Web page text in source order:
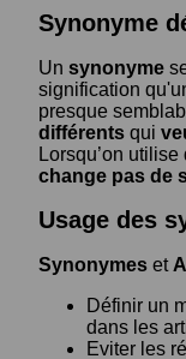
Synonyme
Un synonyme
signification
presque
différents qui
Lorsqu’on utilise
change pas de
Usage des
Synonymes et
Définir un
dans les
Eviter les